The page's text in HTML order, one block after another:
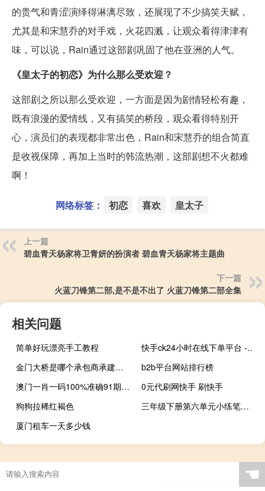
的贵气和青涩演绎得淋漓尽致，还展现了不少搞笑天赋，
尤其是和宋慧乔的对手戏，火花四溅，让观众看得津津有
味，可以说，Rain通过这部剧巩固了他在亚洲的人气。
《皇太子的初恋》为什么那么受欢迎？
这部剧之所以那么受欢迎，一方面是因为剧情轻松有趣，
既有浪漫的爱情线，又有搞笑的桥段，观众看得特别开
心，演员们的表现都非常出色，Rain和宋慧乔的组合简直
是收视保障，再加上当时的韩流热潮，这部剧想不火都难
啊！
网络标签： 初恋 喜欢 皇太子
上一篇
碧血青天杨家将卫青妍的扮演者 碧血青天杨家将主题曲
下一篇
火蓝刀锋第二部,是不是不出了 火蓝刀锋第二部全集
相关问题
简单好玩漂亮手工教程
快手ck24小时在线下单平台 - qq号卡盟
金门大桥是哪个承包商承建的 金门大桥连接哪两个地方
b2b平台网站排行榜
澳门一肖一码100%准确91期三中三：广泛的最新解答-2621.3D.A539
0元代刷网快手 刷快手
狗狗拉稀红褐色
三年级下册第六单元小练笔怎么写 三年级下册第八单元作文
厦门租车一天多少钱
☚